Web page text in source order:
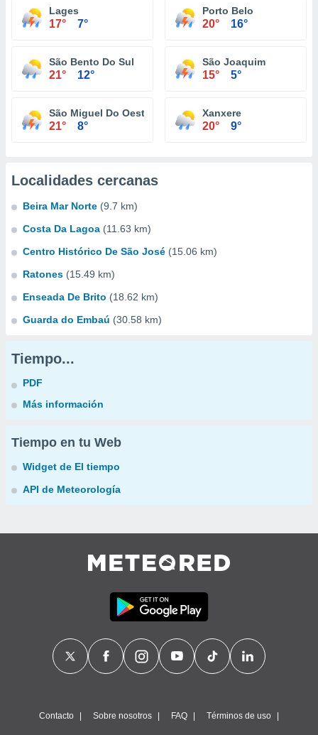
Lages
17° 7°
Porto Belo
20° 16°
São Bento Do Sul
21° 12°
São Joaquim
15° 5°
São Miguel Do Oeste
21° 8°
Xanxere
20° 9°
Localidades cercanas
Beira Mar Norte (9.7 km)
Costa Da Lagoa (11.63 km)
Centro Histórico De São José (15.06 km)
Ratones (15.49 km)
Enseada De Brito (18.62 km)
Guarda do Embaú (30.58 km)
Tiempo...
PDF
Más información
Tiempo en tu Web
Widget de El tiempo
API de Meteorología
Contacto Sobre nosotros FAQ Términos de uso